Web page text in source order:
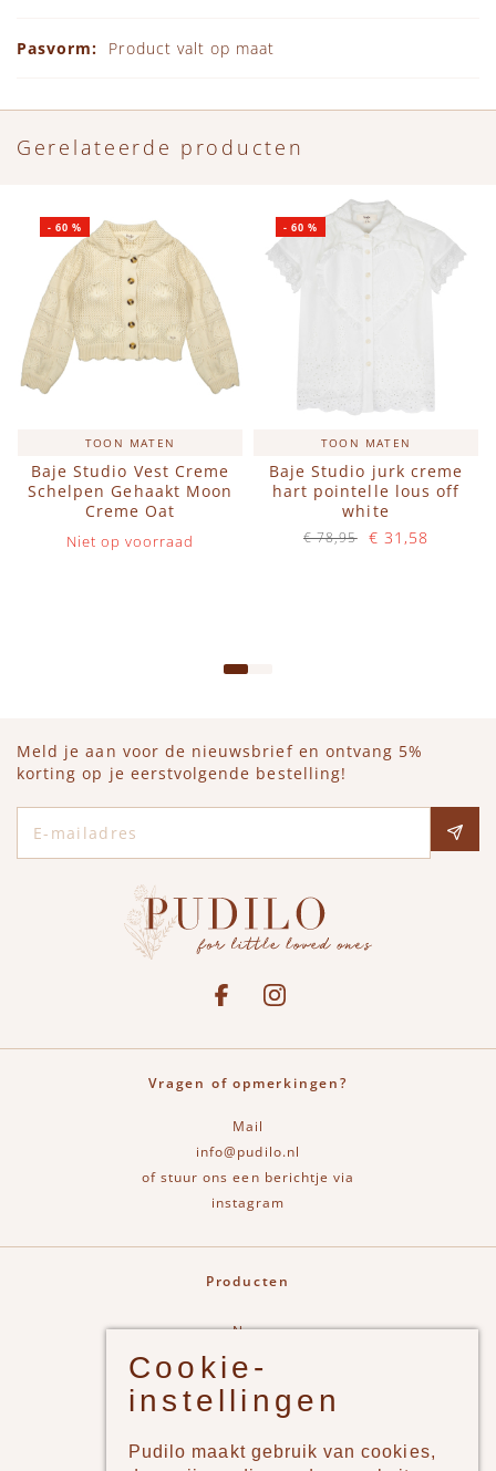
Product valt op maat
Gerelateerde producten
TOON MATEN
Baje Studio Vest Creme
Schelpen Gehaakt Moon
Creme Oat
Niet op voorraad
-60 %
TOON MATEN
Baje Studio jurk creme
hart pointelle lous off
white
€ 31,58
€ 78,95
-60 %
Meld je aan voor de nieuwsbrief en ontvang 5%
korting op je eerstvolgende bestelling!
See our FacebookBekijk onze Instagram pagina
Vragen of opmerkingen?
Mail
info@pudilo.nl
of stuur ons een berichtje via
instagram
Producten
New
Jongens
Meisjes
Cookie-
instellingen
Pudilo maakt gebruik van cookies,